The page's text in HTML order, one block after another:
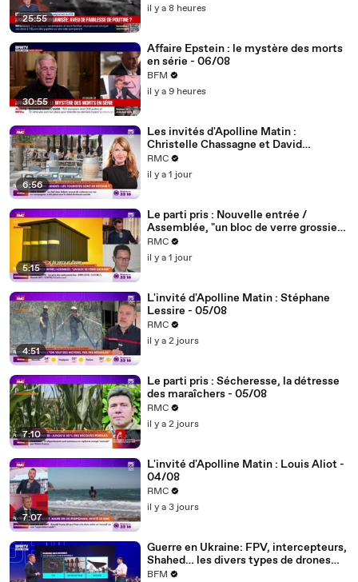
25:55
il y a 8 heures
30:55
Affaire Epstein : le mystère des morts
en série - 06/08
BFM
il y a 9 heures
6:56
Les invités d'Apolline Matin :
Christelle Chassagne et David
Lafforgue - 06/08
RMC
il y a 1 jour
5:15
Le parti pris : Nouvelle entrée /
Assemblée, "un bloc de verre grossier
d'un autre temps qui défigure les quais
de Seine" - 06/08
RMC
il y a 1 jour
4:51
L'invité d'Apolline Matin : Stéphane
Lessire - 05/08
RMC
il y a 2 jours
7:10
Le parti pris : Sécheresse, la détresse
des maraîchers - 05/08
RMC
il y a 2 jours
7:07
L'invité d'Apolline Matin : Louis Aliot -
04/08
RMC
il y a 3 jours
Guerre en Ukraine: FPV, intercepteurs,
Shahed… les divers types de drones
utilisés lors des conflits
BFM